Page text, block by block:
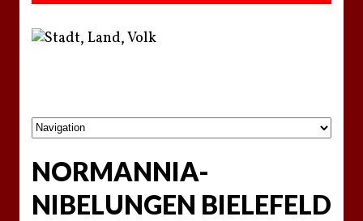
NORMANNIA-
NIBELUNGEN BIELEFELD